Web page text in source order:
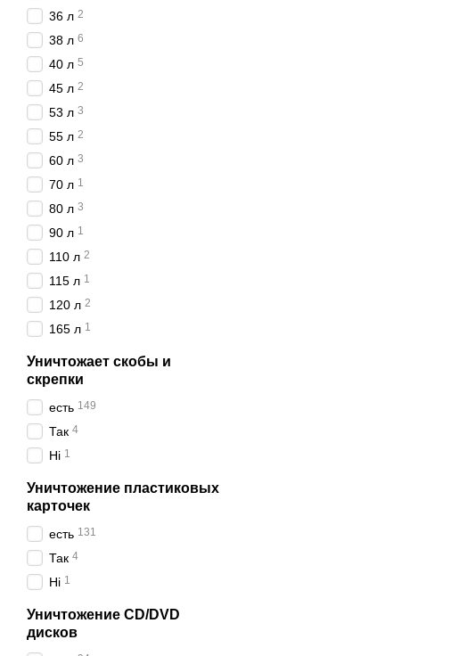
36 л 2
38 л 6
40 л 5
45 л 2
53 л 3
55 л 2
60 л 3
70 л 1
80 л 3
90 л 1
110 л 2
115 л 1
120 л 2
165 л 1
Уничтожает скобы и
скрепки
есть 149
Так 4
Ні 1
Уничтожение пластиковых
карточек
есть 131
Так 4
Ні 1
Уничтожение CD/DVD
дисков